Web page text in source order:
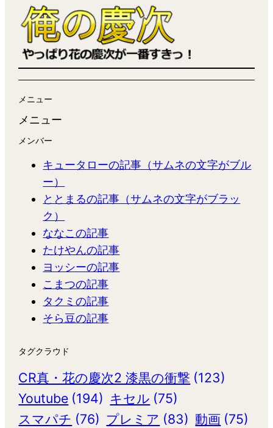
メニュー
メニュー
メンバー
キュータローの記事（サムネの文字がブル
ー）
ととまるの記事（サムネの文字がブラッ
ク）
ななこの記事
たけやんの記事
ヨッシーの記事
こまつの記事
タクミの記事
そら豆の記事
タグクラウド
CR真・花の慶次2 漆黒の衝撃 (123)
Youtube (194) キセル (75)
スマパチ (76) プレミア (83) 動画 (75)